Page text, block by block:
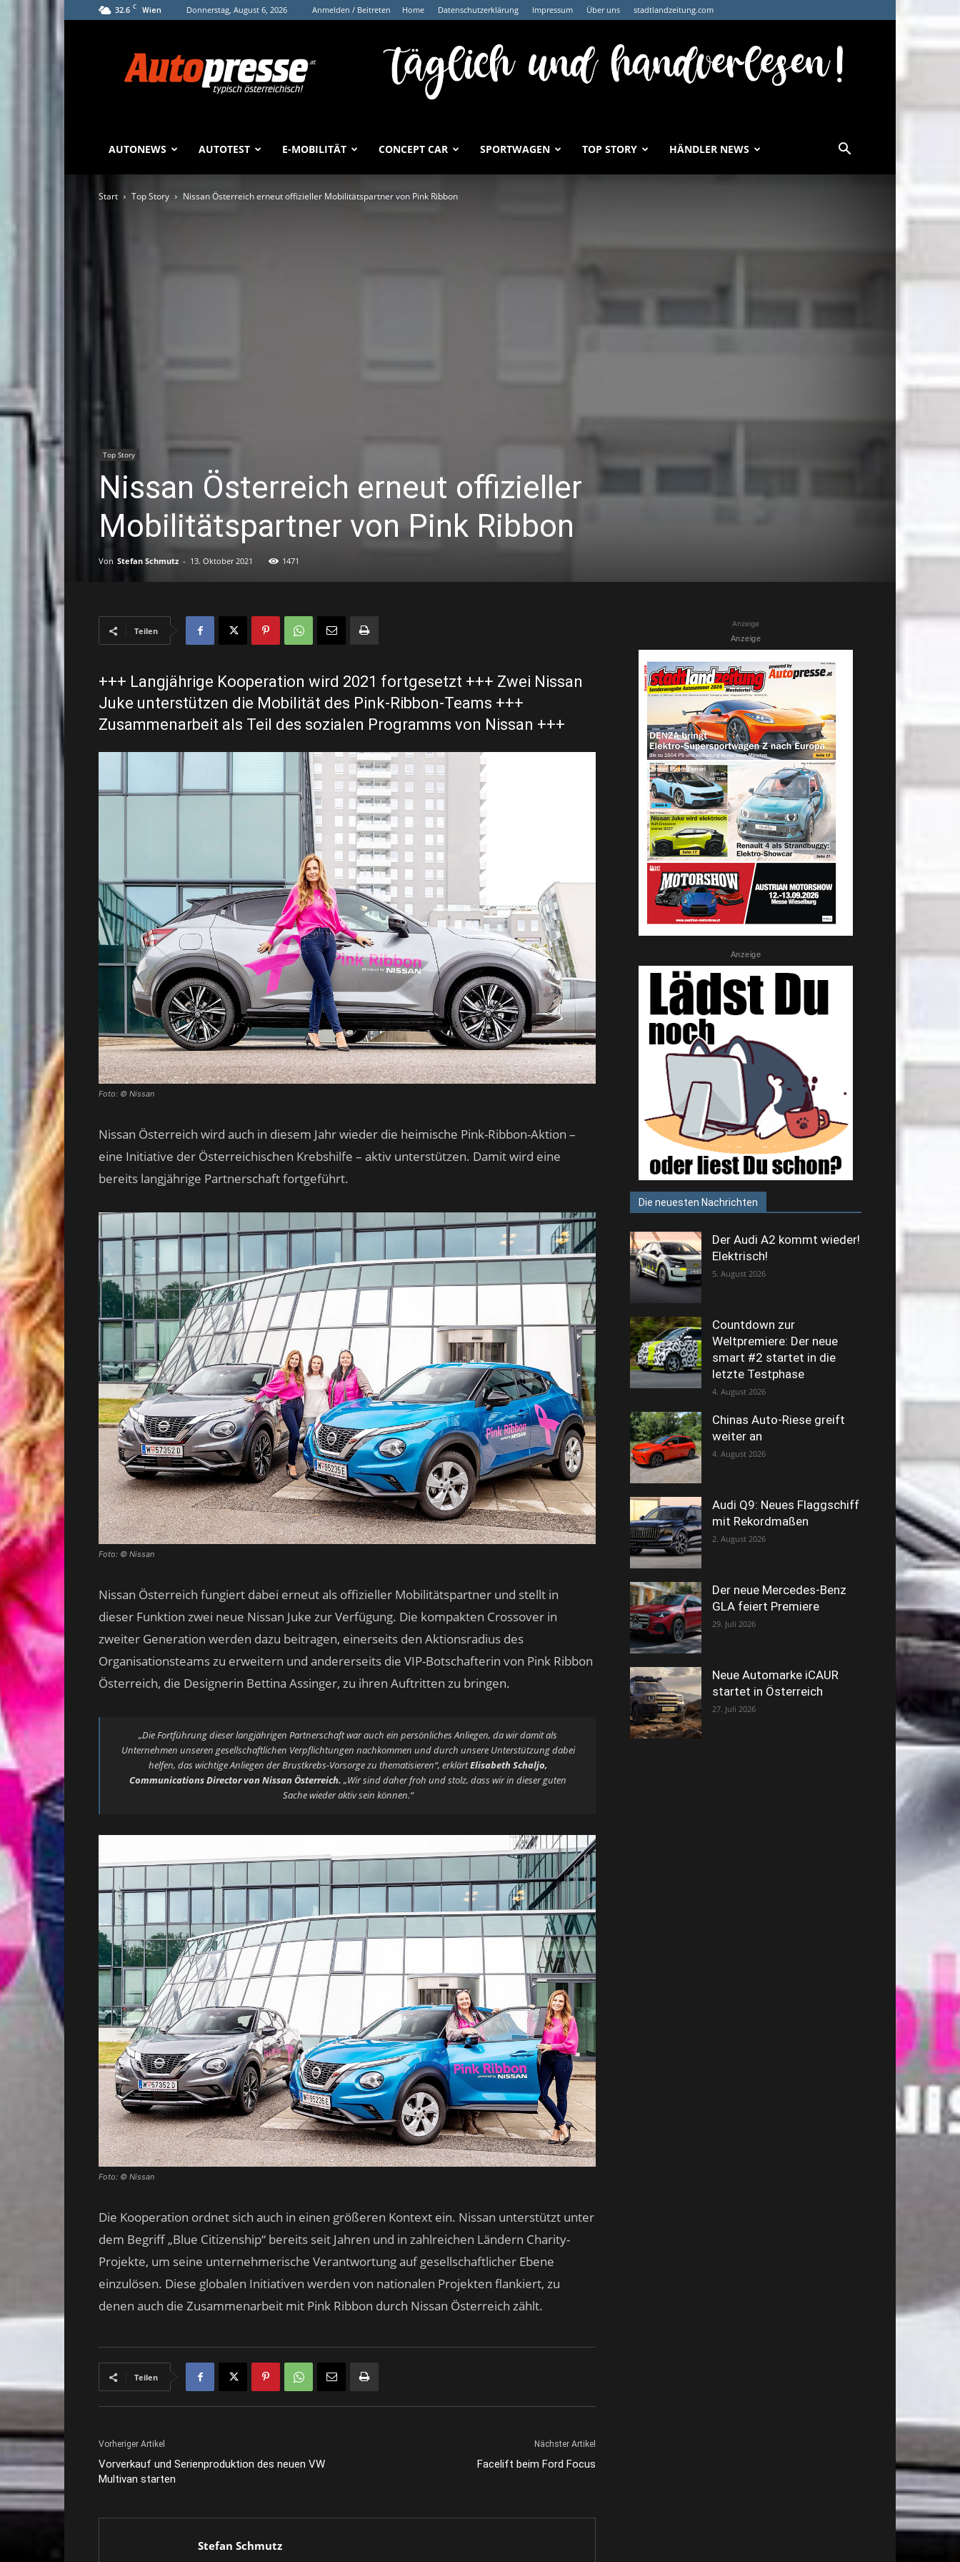
32.6 C Wien Donnerstag, August 6, 2026 Anmelden / Beitreten Home Datenschutzerklärung Impressum Über uns stadtlandzeitung.com
AUTONEWS AUTOTEST E-MOBILITÄT CONCEPT CAR SPORTWAGEN TOP STORY HÄNDLER NEWS
Start Top Story Nissan Österreich erneut offizieller Mobilitätspartner von Pink Ribbon
Top Story
Nissan Österreich erneut offizieller
Mobilitätspartner von Pink Ribbon
Von Stefan Schmutz - 13. Oktober 2021 1471
Teilen
+++ Langjährige Kooperation wird 2021 fortgesetzt +++ Zwei Nissan
Juke unterstützen die Mobilität des Pink-Ribbon-Teams +++
Zusammenarbeit als Teil des sozialen Programms von Nissan +++
Foto: © Nissan
Nissan Österreich wird auch in diesem Jahr wieder die heimische Pink-Ribbon-Aktion –
eine Initiative der Österreichischen Krebshilfe – aktiv unterstützen. Damit wird eine
bereits langjährige Partnerschaft fortgeführt.
Foto: © Nissan
Nissan Österreich fungiert dabei erneut als offizieller Mobilitätspartner und stellt in
dieser Funktion zwei neue Nissan Juke zur Verfügung. Die kompakten Crossover in
zweiter Generation werden dazu beitragen, einerseits den Aktionsradius des
Organisationsteams zu erweitern und andererseits die VIP-Botschafterin von Pink Ribbon
Österreich, die Designerin Bettina Assinger, zu ihren Auftritten zu bringen.
„Die Fortführung dieser langjährigen Partnerschaft war auch ein persönliches Anliegen, da wir damit als
Unternehmen unseren gesellschaftlichen Verpflichtungen nachkommen und durch unsere Unterstützung dabei
helfen, das wichtige Anliegen der Brustkrebs-Vorsorge zu thematisieren“, erklärtElisabeth Schaljo,
Communications Director von Nissan Österreich. „Wir sind daher froh und stolz, dass wir in dieser guten
Sache wieder aktiv sein können.“
Foto: © Nissan
Die Kooperation ordnet sich auch in einen größeren Kontext ein. Nissan unterstützt unter
dem Begriff „Blue Citizenship“ bereits seit Jahren und in zahlreichen Ländern Charity-
Projekte, um seine unternehmerische Verantwortung auf gesellschaftlicher Ebene
einzulösen. Diese globalen Initiativen werden von nationalen Projekten flankiert, zu
denen auch die Zusammenarbeit mit Pink Ribbon durch Nissan Österreich zählt.
Teilen
Vorheriger Artikel
Vorverkauf und Serienproduktion des neuen VW
Multivan starten
Nächster Artikel
Facelift beim Ford Focus
Stefan Schmutz
Anzeige
Anzeige
Anzeige
Die neuesten Nachrichten
Der Audi A2 kommt wieder!
Elektrisch!
5. August 2026
Countdown zur
Weltpremiere: Der neue
smart #2 startet in die
letzte Testphase
4. August 2026
Chinas Auto-Riese greift
weiter an
4. August 2026
Audi Q9: Neues Flaggschiff
mit Rekordmaßen
2. August 2026
Der neue Mercedes-Benz
GLA feiert Premiere
29. Juli 2026
Neue Automarke iCAUR
startet in Österreich
27. Juli 2026